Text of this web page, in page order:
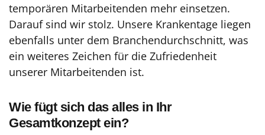
temporären Mitarbeitenden mehr einsetzen.
Darauf sind wir stolz. Unsere Krankentage liegen
ebenfalls unter dem Branchendurchschnitt, was
ein weiteres Zeichen für die Zufriedenheit
unserer Mitarbeitenden ist.
Wie fügt sich das alles in Ihr
Gesamtkonzept ein?